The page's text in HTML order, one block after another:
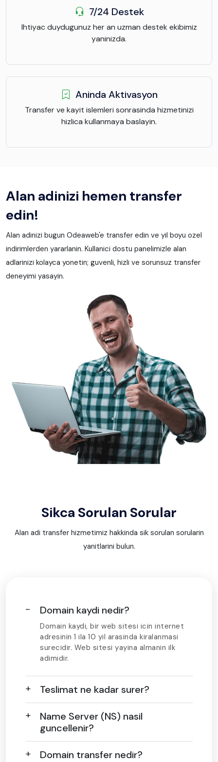
7/24 Destek
Ihtiyac duydugunuz her an uzman destek ekibimiz
yaninizda.
Aninda Aktivasyon
Transfer ve kayit islemleri sonrasinda hizmetinizi
hizlica kullanmaya baslayin.
Alan adinizi hemen transfer
edin!
Alan adinizi bugun Odeaweb'e transfer edin ve yil boyu ozel
indirimlerden yararlanin. Kullanici dostu panelimizle alan
adlarinizi kolayca yonetin; guvenli, hizli ve sorunsuz transfer
deneyimi yasayin.
Sikca Sorulan Sorular
Alan adi transfer hizmetimiz hakkinda sik sorulan sorularin
yanitlarini bulun.
Domain kaydi nedir?
Domain kaydi, bir web sitesi icin internet
adresinin 1 ila 10 yil arasinda kiralanmasi
surecidir. Web sitesi yayina almanin ilk
adimidir.
Teslimat ne kadar surer?
Name Server (NS) nasil
guncellenir?
Domain transfer nedir?